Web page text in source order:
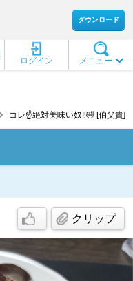
ダウンロード
メニュー
ログイン
コレ☝️絶対美味い奴‼️🤣 [伯父貴]
クリップ